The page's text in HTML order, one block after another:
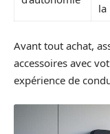
la
Avant tout achat,
accessoires avec
expérience de